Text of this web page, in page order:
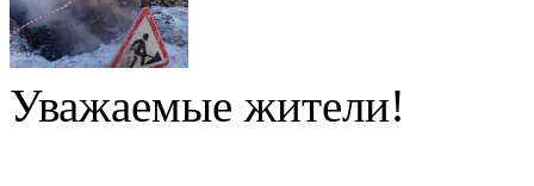
Уважаемые жители!